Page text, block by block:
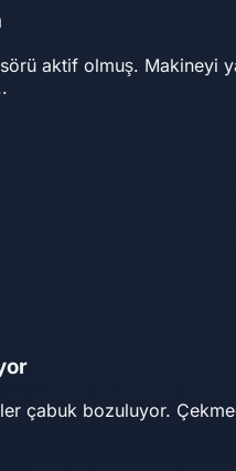
aktif olmuş. Makineyi
çabuk bozuluyor.